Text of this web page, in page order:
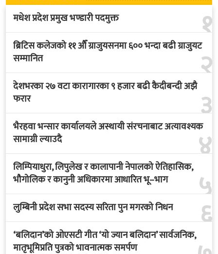
१
मधेश प्रदेश प्रमुख भण्डारी पदमुक्त
२
ब्रिटिस कलेजको ११ औँ ग्राजुयसनमा ६०० भन्दा बढी ग्राजुयट
सम्मानित
३
देशभरका २७ वटा कारागारका ९ हजार बढी कैदीबन्दी अझै
फरार
४
भैरहवा भन्सार कार्यालयले अस्थायी संरचनाबाट अत्यावश्यक
सामाग्री ल्याउदै
५
लिम्पियाधुरा, लिपुलेख र कालापानी नेपालको ऐतिहासिक,
भौगोलिक र कानुनी अधिकारमा आधारित भू–भाग
६
लुम्बिनी प्रदेश सभा सदस्य सरिता पुन मगरको निधन
‘बलिदान’को ओएसटी गीत ‘यो ज्यान बलिदान’ सार्वजनिक,
मातृभूमिप्रति पुत्रको भावनात्मक समर्पण